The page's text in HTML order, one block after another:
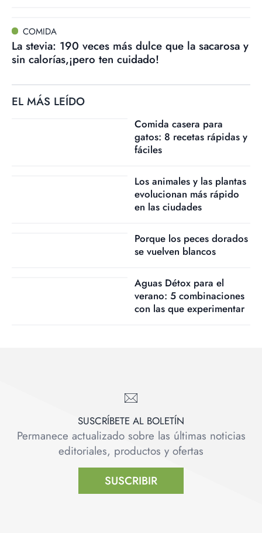
COMIDA
La stevia: 190 veces más dulce que la sacarosa y
sin calorías,¡pero ten cuidado!
EL MÁS LEÍDO
Comida casera para
gatos: 8 recetas rápidas y
fáciles
Los animales y las plantas
evolucionan más rápido
en las ciudades
Porque los peces dorados
se vuelven blancos
Aguas Détox para el
verano: 5 combinaciones
con las que experimentar
SUSCRÍBETE AL BOLETÍN
Permanece actualizado sobre las últimas noticias
editoriales, productos y ofertas
SUSCRIBIR